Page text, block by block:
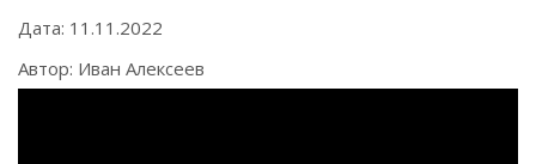
Дата: 11.11.2022
Автор: Иван Алексеев